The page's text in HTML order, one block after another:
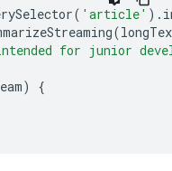
( 'article' ).
(
for junior
)
{